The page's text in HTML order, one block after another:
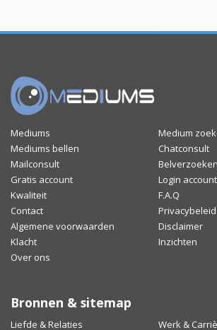
Mediums
Medium
Mediums bellen
Chatconsult
Mailconsult
Belverzoeken
Gratis account
Login account
Kwaliteit
F.A.Q
Contact
Privacybeleid
Algemene voorwaarden
Disclaimer
Klacht
Inzichten
Over ons
Bronnen & sitemap
Liefde & Relaties Werk &